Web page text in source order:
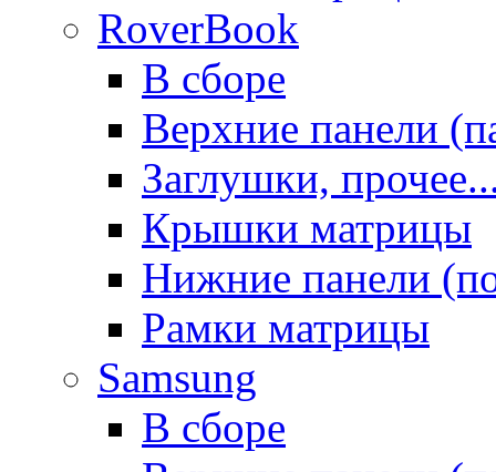
RoverBook
В сборе
Верхние панели
Заглушки,
Крышки матрицы
Нижние панели
Рамки матрицы
Samsung
В сборе